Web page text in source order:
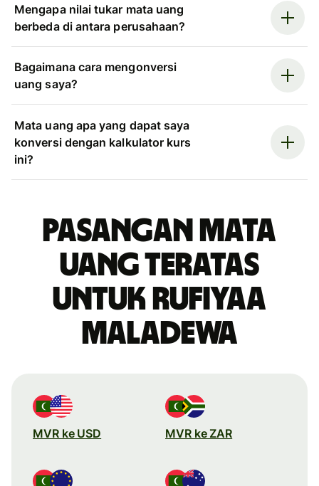
Mengapa nilai tukar mata uang
berbeda di antara perusahaan?
Bagaimana cara mengonversi
uang saya?
Mata uang apa yang dapat saya
konversi dengan kalkulator kurs
ini?
Pasangan mata
uang teratas
untuk rufiyaa
Maladewa
MVR ke USD MVR ke ZAR